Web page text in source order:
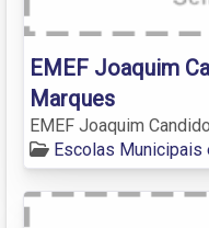
EMEF Joaquim
Marques
EMEF Joaquim
Escolas Municipais